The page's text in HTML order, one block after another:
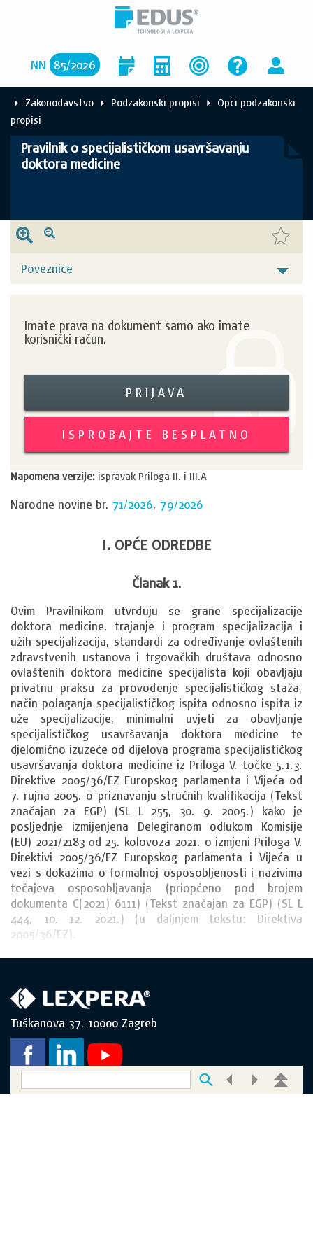
NN 85/2026
Zakonodavstvo Podzakonski propisi
Opći podzakonski
propisi
Pravilnik o specijalističkom usavršavanju
doktora medicine
Poveznice
Imate prava na dokument samo ako imate
korisnički račun.
PRIJAVA
ISPROBAJTE BESPLATNO
Napomena verzije: ispravak Priloga II. i III.A
Narodne novine br. 71/2026, 79/2026
I. OPĆE ODREDBE
Članak 1.
Ovim Pravilnikom utvrđuju se grane specijalizacije
doktora medicine, trajanje i program specijalizacija i
užih specijalizacija, standardi za određivanje ovlaštenih
zdravstvenih ustanova i trgovačkih društava odnosno
ovlaštenih doktora medicine specijalista koji obavljaju
privatnu praksu za provođenje specijalističkog staža,
način polaganja specijalističkog ispita odnosno ispita iz
uže specijalizacije, minimalni uvjeti za obavljanje
specijalističkog usavršavanja doktora medicine te
djelomično izuzeće od dijelova programa specijalističkog
usavršavanja doktora medicine iz Priloga V. točke 5.1.3.
Direktive 2005/36/EZ Europskog parlamenta i Vijeća od
7. rujna 2005. o priznavanju stručnih kvalifikacija (Tekst
značajan za EGP) (SL L 255, 30. 9. 2005.) kako je
posljednje izmijenjena Delegiranom odlukom Komisije
(EU) 2021/2183 оd 25. kolovoza 2021. o izmjeni Priloga V.
Direktivi 2005/36/EZ Europskog parlamenta i Vijeća u
vezi s dokazima o formalnoj osposobljenosti i nazivima
tečajeva osposobljavanja (priopćeno pod brojem
dokumenta C(2021) 6111) (Tekst značajan za EGP) (SL L
444, 10. 12. 2021.) (u daljnjem tekstu: Direktiva
2005/36/EZ).
Tuškanova 37, 10000 Zagreb
INFORMACIJE